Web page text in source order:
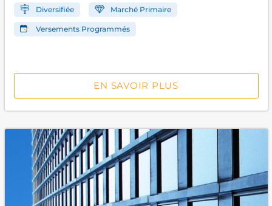
Diversifiée Marché Primaire
Versements Programmés
EN SAVOIR PLUS